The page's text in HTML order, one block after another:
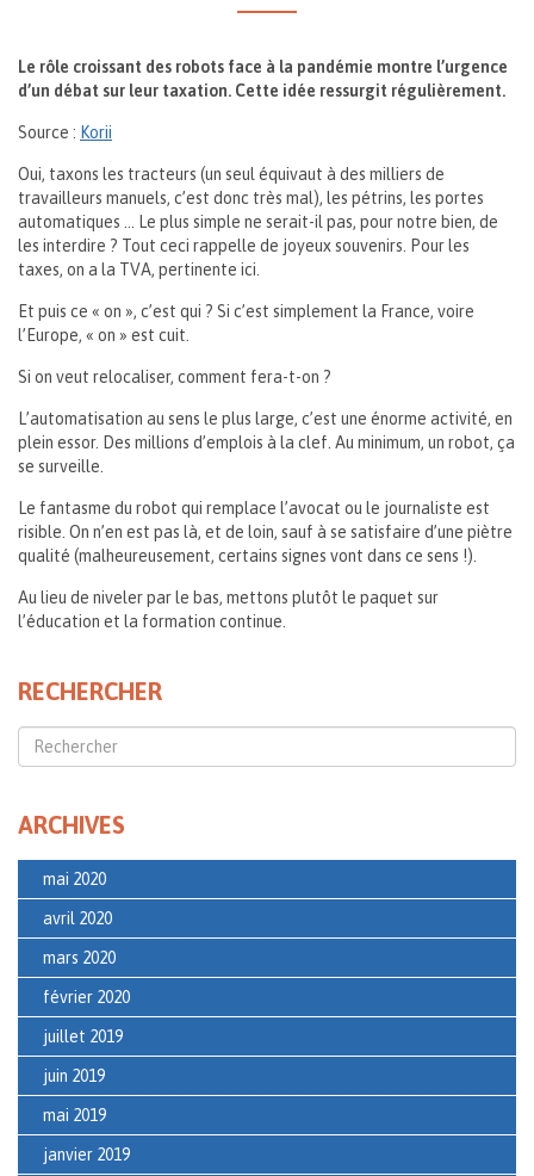
Le rôle croissant des robots face à la pandémie montre l’urgence
d’un débat sur leur taxation. Cette idée ressurgit régulièrement.
Source : Korii
Oui, taxons les tracteurs (un seul équivaut à des milliers de
travailleurs manuels, c’est donc très mal), les pétrins, les portes
automatiques … Le plus simple ne serait-il pas, pour notre bien, de
les interdire ? Tout ceci rappelle de joyeux souvenirs. Pour les
taxes, on a la TVA, pertinente ici.
Et puis ce « on », c’est qui ? Si c’est simplement la France, voire
l’Europe, « on » est cuit.
Si on veut relocaliser, comment fera-t-on ?
L’automatisation au sens le plus large, c’est une énorme activité, en
plein essor. Des millions d’emplois à la clef. Au minimum, un robot, ça
se surveille.
Le fantasme du robot qui remplace l’avocat ou le journaliste est
risible. On n’en est pas là, et de loin, sauf à se satisfaire d’une piètre
qualité (malheureusement, certains signes vont dans ce sens !).
Au lieu de niveler par le bas, mettons plutôt le paquet sur
l’éducation et la formation continue.
RECHERCHER
ARCHIVES
mai 2020
avril 2020
mars 2020
février 2020
juillet 2019
juin 2019
mai 2019
janvier 2019